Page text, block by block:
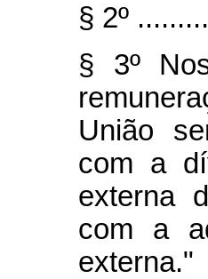
§ 2º
§ 3º
União
com a
externa
com a
externa."